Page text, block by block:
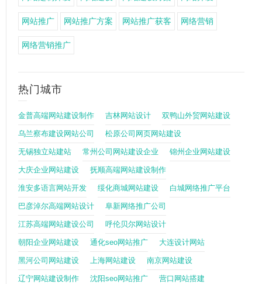
网站推广 网站推广方案 网站推广获客 网络营销
网络营销推广
热门城市
金普高端网站建设制作 吉林网站设计 双鸭山外贸网站建设
乌兰察布建设网站公司 松原公司网页网站建设
无锡独立站建站 常州公司网站建设企业 锦州企业网站建设
大庆企业网站建设 抚顺高端网站建设制作
淮安多语言网站开发 绥化商城网站建设 白城网络推广平台
巴彦淖尔高端网站设计 阜新网络推广公司
江苏高端网站建设公司 呼伦贝尔网站设计
朝阳企业网站建设 通化seo网站推广 大连设计网站
黑河公司网站建设 上海网站建设 南京网站建设
辽宁网站建设制作 沈阳seo网站推广 营口网站搭建